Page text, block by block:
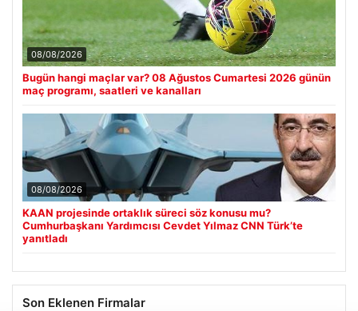
08/08/2026
Bugün hangi maçlar var? 08 Ağustos Cumartesi 2026 günün
maç programı, saatleri ve kanalları
08/08/2026
KAAN projesinde ortaklık süreci söz konusu mu?
Cumhurbaşkanı Yardımcısı Cevdet Yılmaz CNN Türk’te
yanıtladı
Son Eklenen Firmalar